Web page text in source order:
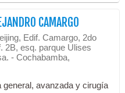
CAMARGO
Edif. Camargo, 2do
2B, esq. parque Ulises
- Cochabamba,
avanzada y cirugía